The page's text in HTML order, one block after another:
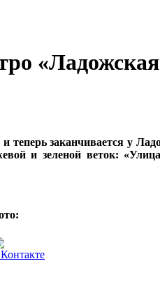
заканчивается у
и зеленой веток: